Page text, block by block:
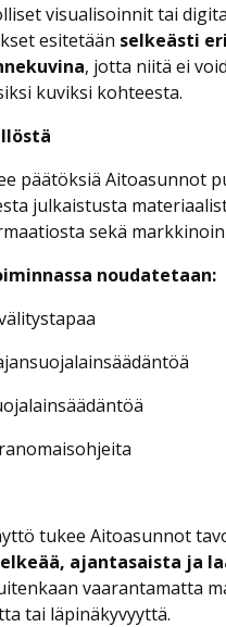
visualisoinnit tai
esitetään selkeästi
, jotta niitä ei
kuviksi kohteesta.
päätöksiä Aitoasunnot
julkaistusta
sekä
noudatetaan:
tukee Aitoasunnot
ajantasaista ja
vaarantamatta
tai läpinäkyvyyttä.